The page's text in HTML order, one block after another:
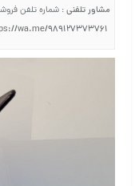
مشاور تلفنی: شماره تلفن
wa.me/989127373761